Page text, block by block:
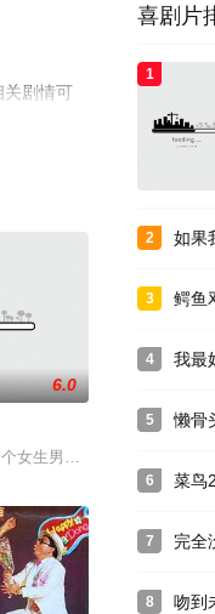
关剧情可
商店购物时，他们的车
6.0
女生男相，一个男生女相
喜剧片
1
2 如果
3 鳄鱼
4 我最
5 懒骨
6 菜鸟
7 完全
8 吻到